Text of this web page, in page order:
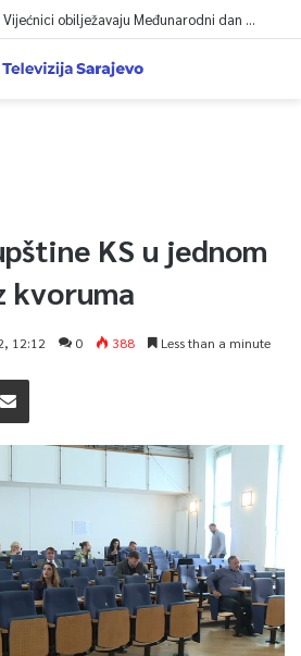
Film “Identitet” na SFF-u: Emotivna i hrabra borba djece rođene zbog rata za dostojanstvo i zakonsko priznanje
KS u jednom
kvoruma
12:12 0 388 Less than a minute